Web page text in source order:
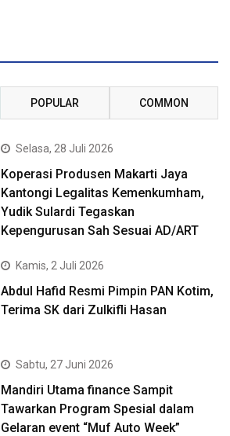
POPULAR COMMON
Selasa, 28 Juli 2026
Koperasi Produsen Makarti Jaya
Kantongi Legalitas Kemenkumham,
Yudik Sulardi Tegaskan
Kepengurusan Sah Sesuai AD/ART
Kamis, 2 Juli 2026
Abdul Hafid Resmi Pimpin PAN Kotim,
Terima SK dari Zulkifli Hasan
Sabtu, 27 Juni 2026
Mandiri Utama finance Sampit
Tawarkan Program Spesial dalam
Gelaran event “Muf Auto Week”